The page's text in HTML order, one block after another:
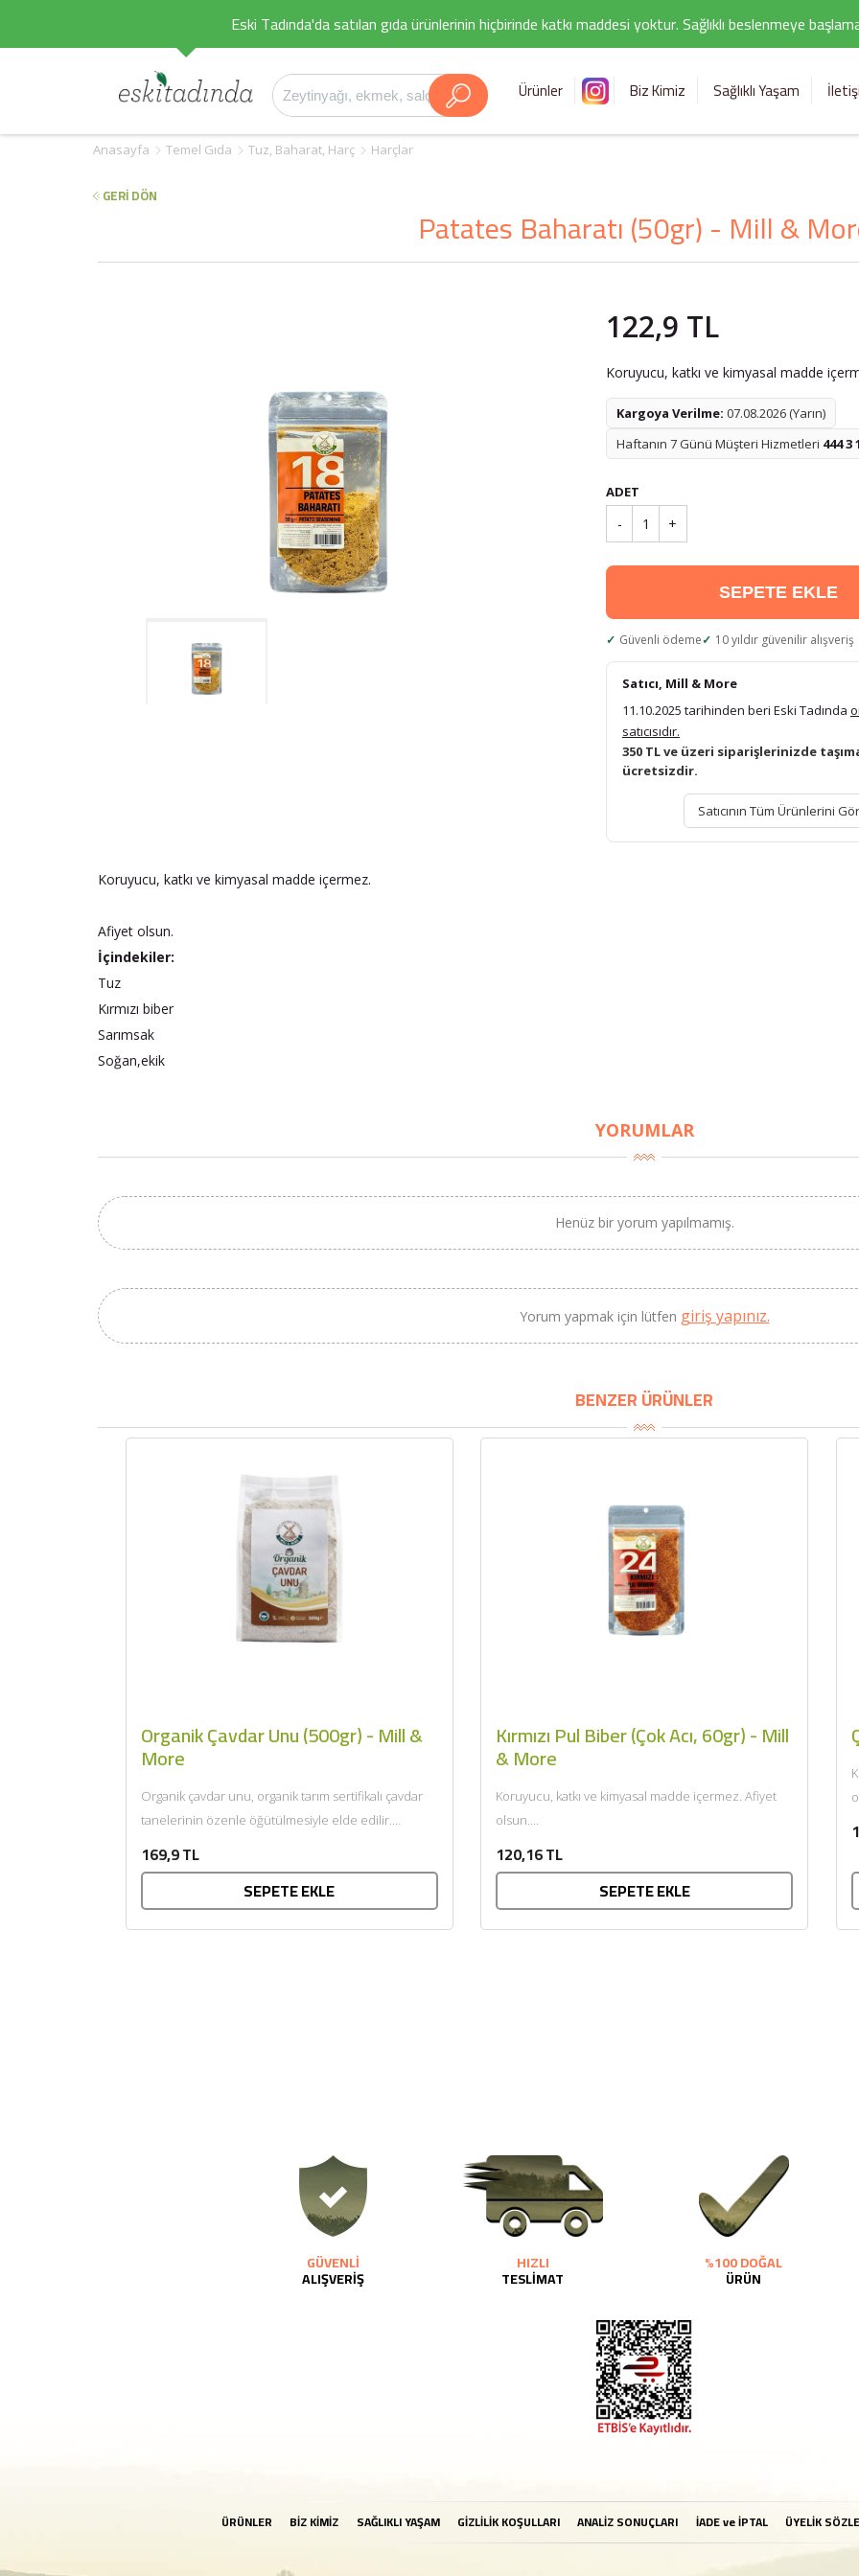
Eski Tadında'da satılan gıda ürünlerinin hiçbirinde katkı maddesi yoktur. Sağlıklı beslenmeye
Ürünler Biz Kimiz Sağlıklı Yaşam
Anasayfa Temel Gıda Tuz, Baharat, Harç Harçlar
GERİ DÖN
Patates Baharatı (50gr) - Mill &
122,9 TL
Koruyucu, katkı ve kimyasal madde
Kargoya Verilme: 07.08.2026 (Yarın)
Haftanın 7 Günü Müşteri Hizmetleri 444 3
ADET
- 1 +
SEPETE EKLE
Güvenli ödeme 10 yıldır güvenilir alışveriş
Satıcı, Mill & More
11.10.2025 tarihinden beri Eski Tadında
satıcısıdır.
350 TL ve üzeri siparişlerinizde
ücretsizdir.
Satıcının Tüm Ürünlerini Gör
Koruyucu, katkı ve kimyasal madde içermez.
Afiyet olsun.
İçindekiler:
Tuz
Kırmızı biber
Sarımsak
Soğan,ekik
YORUMLAR
Henüz bir yorum yapılmamış.
Yorum yapmak için lütfen giriş yapınız.
BENZER ÜRÜNLER
Organik Çavdar Unu (500gr) - Mill &
More
Organik çavdar unu, organik tarım sertifikalı çavdar
tanelerinin özenle öğütülmesiyle elde edilir.
169,9 TL
SEPETE EKLE
Kırmızı Pul Biber (Çok Acı, 60gr) - Mill
& More
Koruyucu, katkı ve kimyasal madde içermez. Afiyet
olsun....
120,16 TL
SEPETE EKLE
GÜVENLİ
ALIŞVERİŞ
HIZLI
TESLİMAT
%100 DOĞAL
ÜRÜN
ÜRÜNLER BİZ KİMİZ SAĞLIKLI YAŞAM GİZLİLİK KOŞULLARI ANALİZ SONUÇLARI İADE ve İPTAL ÜYELİK
BU HAFTANIN PLANLI İNDİRİMİ
2071,30 TL
Kaan Olgun Hasat
Naturel Sızma Zeytinyağı
(5lt, Soğuk Sıkım) - Bilgem